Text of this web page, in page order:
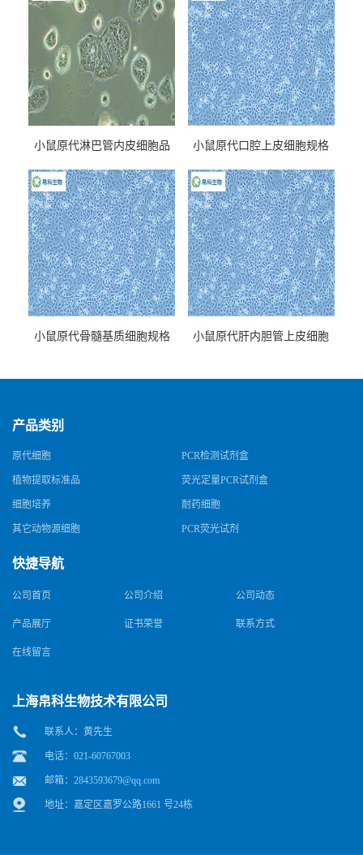
小鼠原代淋巴管内皮细胞品
小鼠原代口腔上皮细胞规格
小鼠原代骨髓基质细胞规格
小鼠原代肝内胆管上皮细胞
产品类别
原代细胞 PCR检测试剂盒
植物提取标准品 荧光定量PCR试剂盒
细胞培养 耐药细胞
其它动物源细胞 PCR荧光试剂
快捷导航
公司首页 公司介绍 公司动态
产品展厅 证书荣誉 联系方式
在线留言
上海帛科生物技术有限公司
联系人：黄先生
电话：021-60767003
邮箱： 2843593679@qq.com
地址：嘉定区嘉罗公路1661 号24栋